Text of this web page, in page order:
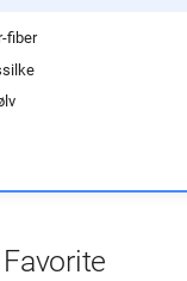
fiber